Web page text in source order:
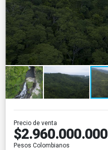
Precio de venta
$2.960.000.000
Pesos Colombianos